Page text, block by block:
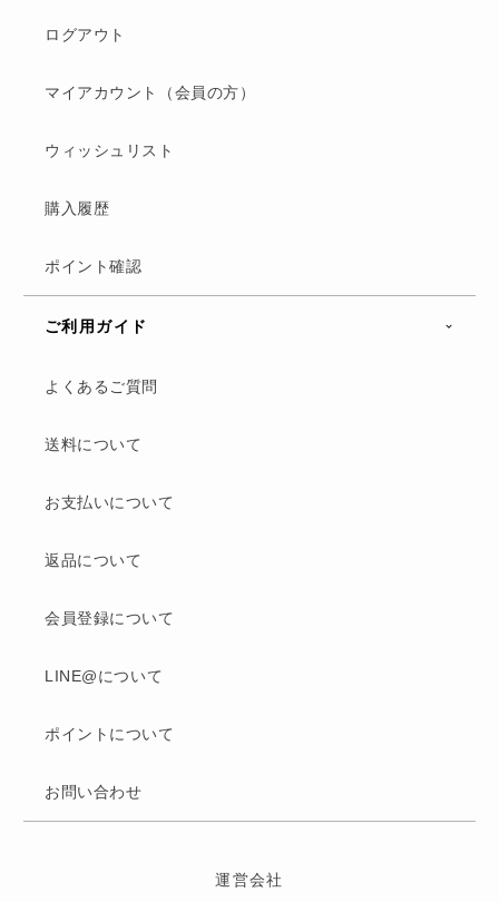
ログアウト
マイアカウント（会員の方）
ウィッシュリスト
購入履歴
ポイント確認
ご利用ガイド
よくあるご質問
送料について
お支払いについて
返品について
会員登録について
LINE@について
ポイントについて
お問い合わせ
運営会社